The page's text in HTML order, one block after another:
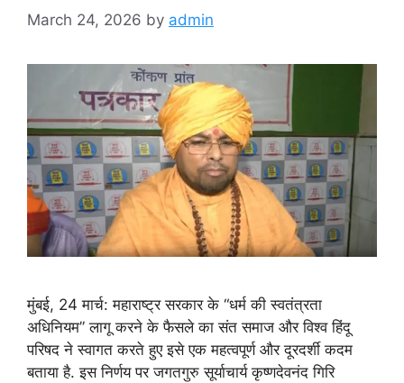
March 24, 2026 by admin
मुंबई, 24 मार्च: महाराष्ट्र सरकार के “धर्म की स्वतंत्रता
अधिनियम” लागू करने के फैसले का संत समाज और विश्व हिंदू
परिषद ने स्वागत करते हुए इसे एक महत्वपूर्ण और दूरदर्शी कदम
बताया है. इस निर्णय पर जगतगुरु सूर्याचार्य कृष्णदेवनंद गिरि